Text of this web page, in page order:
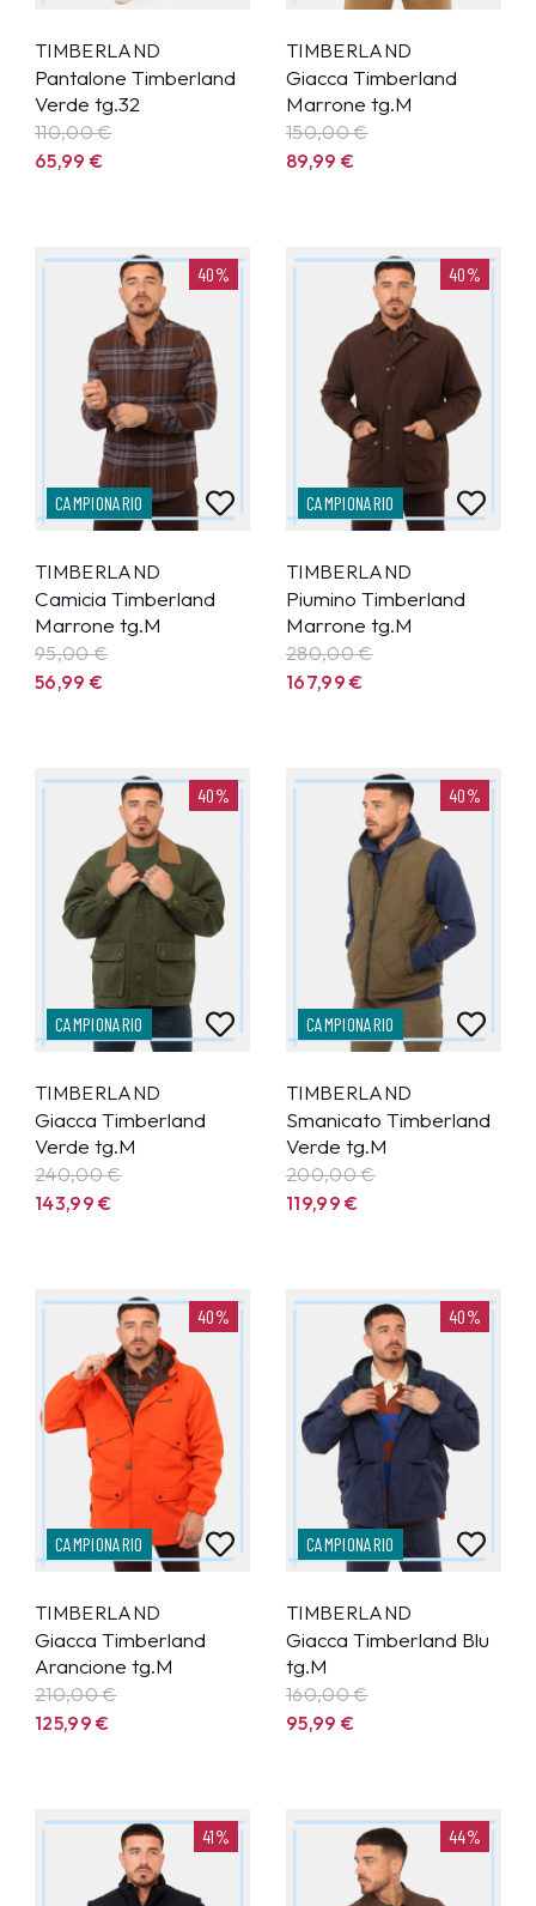
TIMBERLAND
Pantalone Timberland
Verde tg.32
110,00 €
65,99€
TIMBERLAND
Giacca Timberland
Marrone tg.M
150,00 €
89,99€
40%
CAMPIONARIO
TIMBERLAND
Camicia Timberland
Marrone tg.M
95,00 €
56,99€
40%
CAMPIONARIO
TIMBERLAND
Piumino Timberland
Marrone tg.M
280,00 €
167,99€
40%
CAMPIONARIO
TIMBERLAND
Giacca Timberland
Verde tg.M
240,00 €
143,99€
40%
CAMPIONARIO
TIMBERLAND
Smanicato Timberland
Verde tg.M
200,00 €
119,99€
40%
CAMPIONARIO
TIMBERLAND
Giacca Timberland
Arancione tg.M
210,00 €
125,99€
40%
CAMPIONARIO
TIMBERLAND
Giacca Timberland Blu
tg.M
160,00 €
95,99€
41% 44%